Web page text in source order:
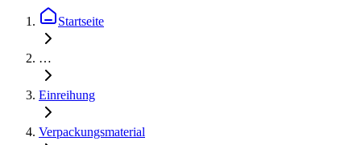
Startseite
…
Einreihung
Verpackungsmaterial